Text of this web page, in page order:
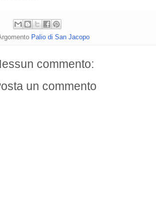
Palio di San Jacopo
commento:
un commento